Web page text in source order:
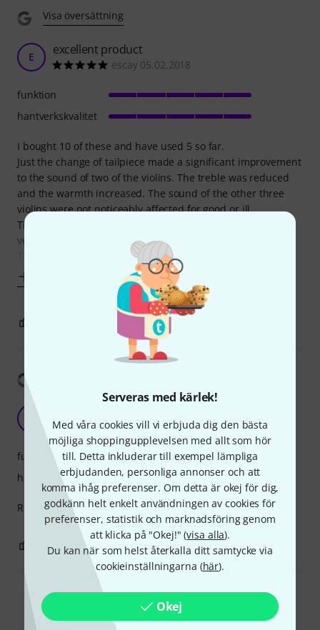
Serveras med kärlek!
Med våra cookies vill vi erbjuda dig den bästa
möjliga shoppingupplevelsen med allt som hör
till. Detta inkluderar till exempel lämpliga
erbjudanden, personliga annonser och att
komma ihåg preferenser. Om detta är okej för dig,
godkänn helt enkelt användningen av cookies för
preferenser, statistik och marknadsföring genom
att klicka på "Okej!" (visa alla).
Du kan när som helst återkalla ditt samtycke via
cookieinställningarna (här).
Okej
Visa översättning
E excellent product
escay 05.02.2018
I bought 10 of these and have used 5 so far.
Just the change of tailpiece made a significant improvement
to the sound of two of the violins. The treble was reduced
and the warmth increased. The sound of the other three
violins were not noticeably affected for good or ill.
The screw threads are very fine so the tuning can be set
very accurately.
funktion
hantverkskvalitet
ANMÄL RECENSION
BrBoris 10.05.2021
Really high quality tailpieces. Neatly made, good scres.
funktion
hantverkskvalitet
ANMÄL RECENSION
Läs alla recensioner